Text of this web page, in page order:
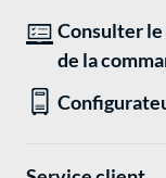
Consulter
de la